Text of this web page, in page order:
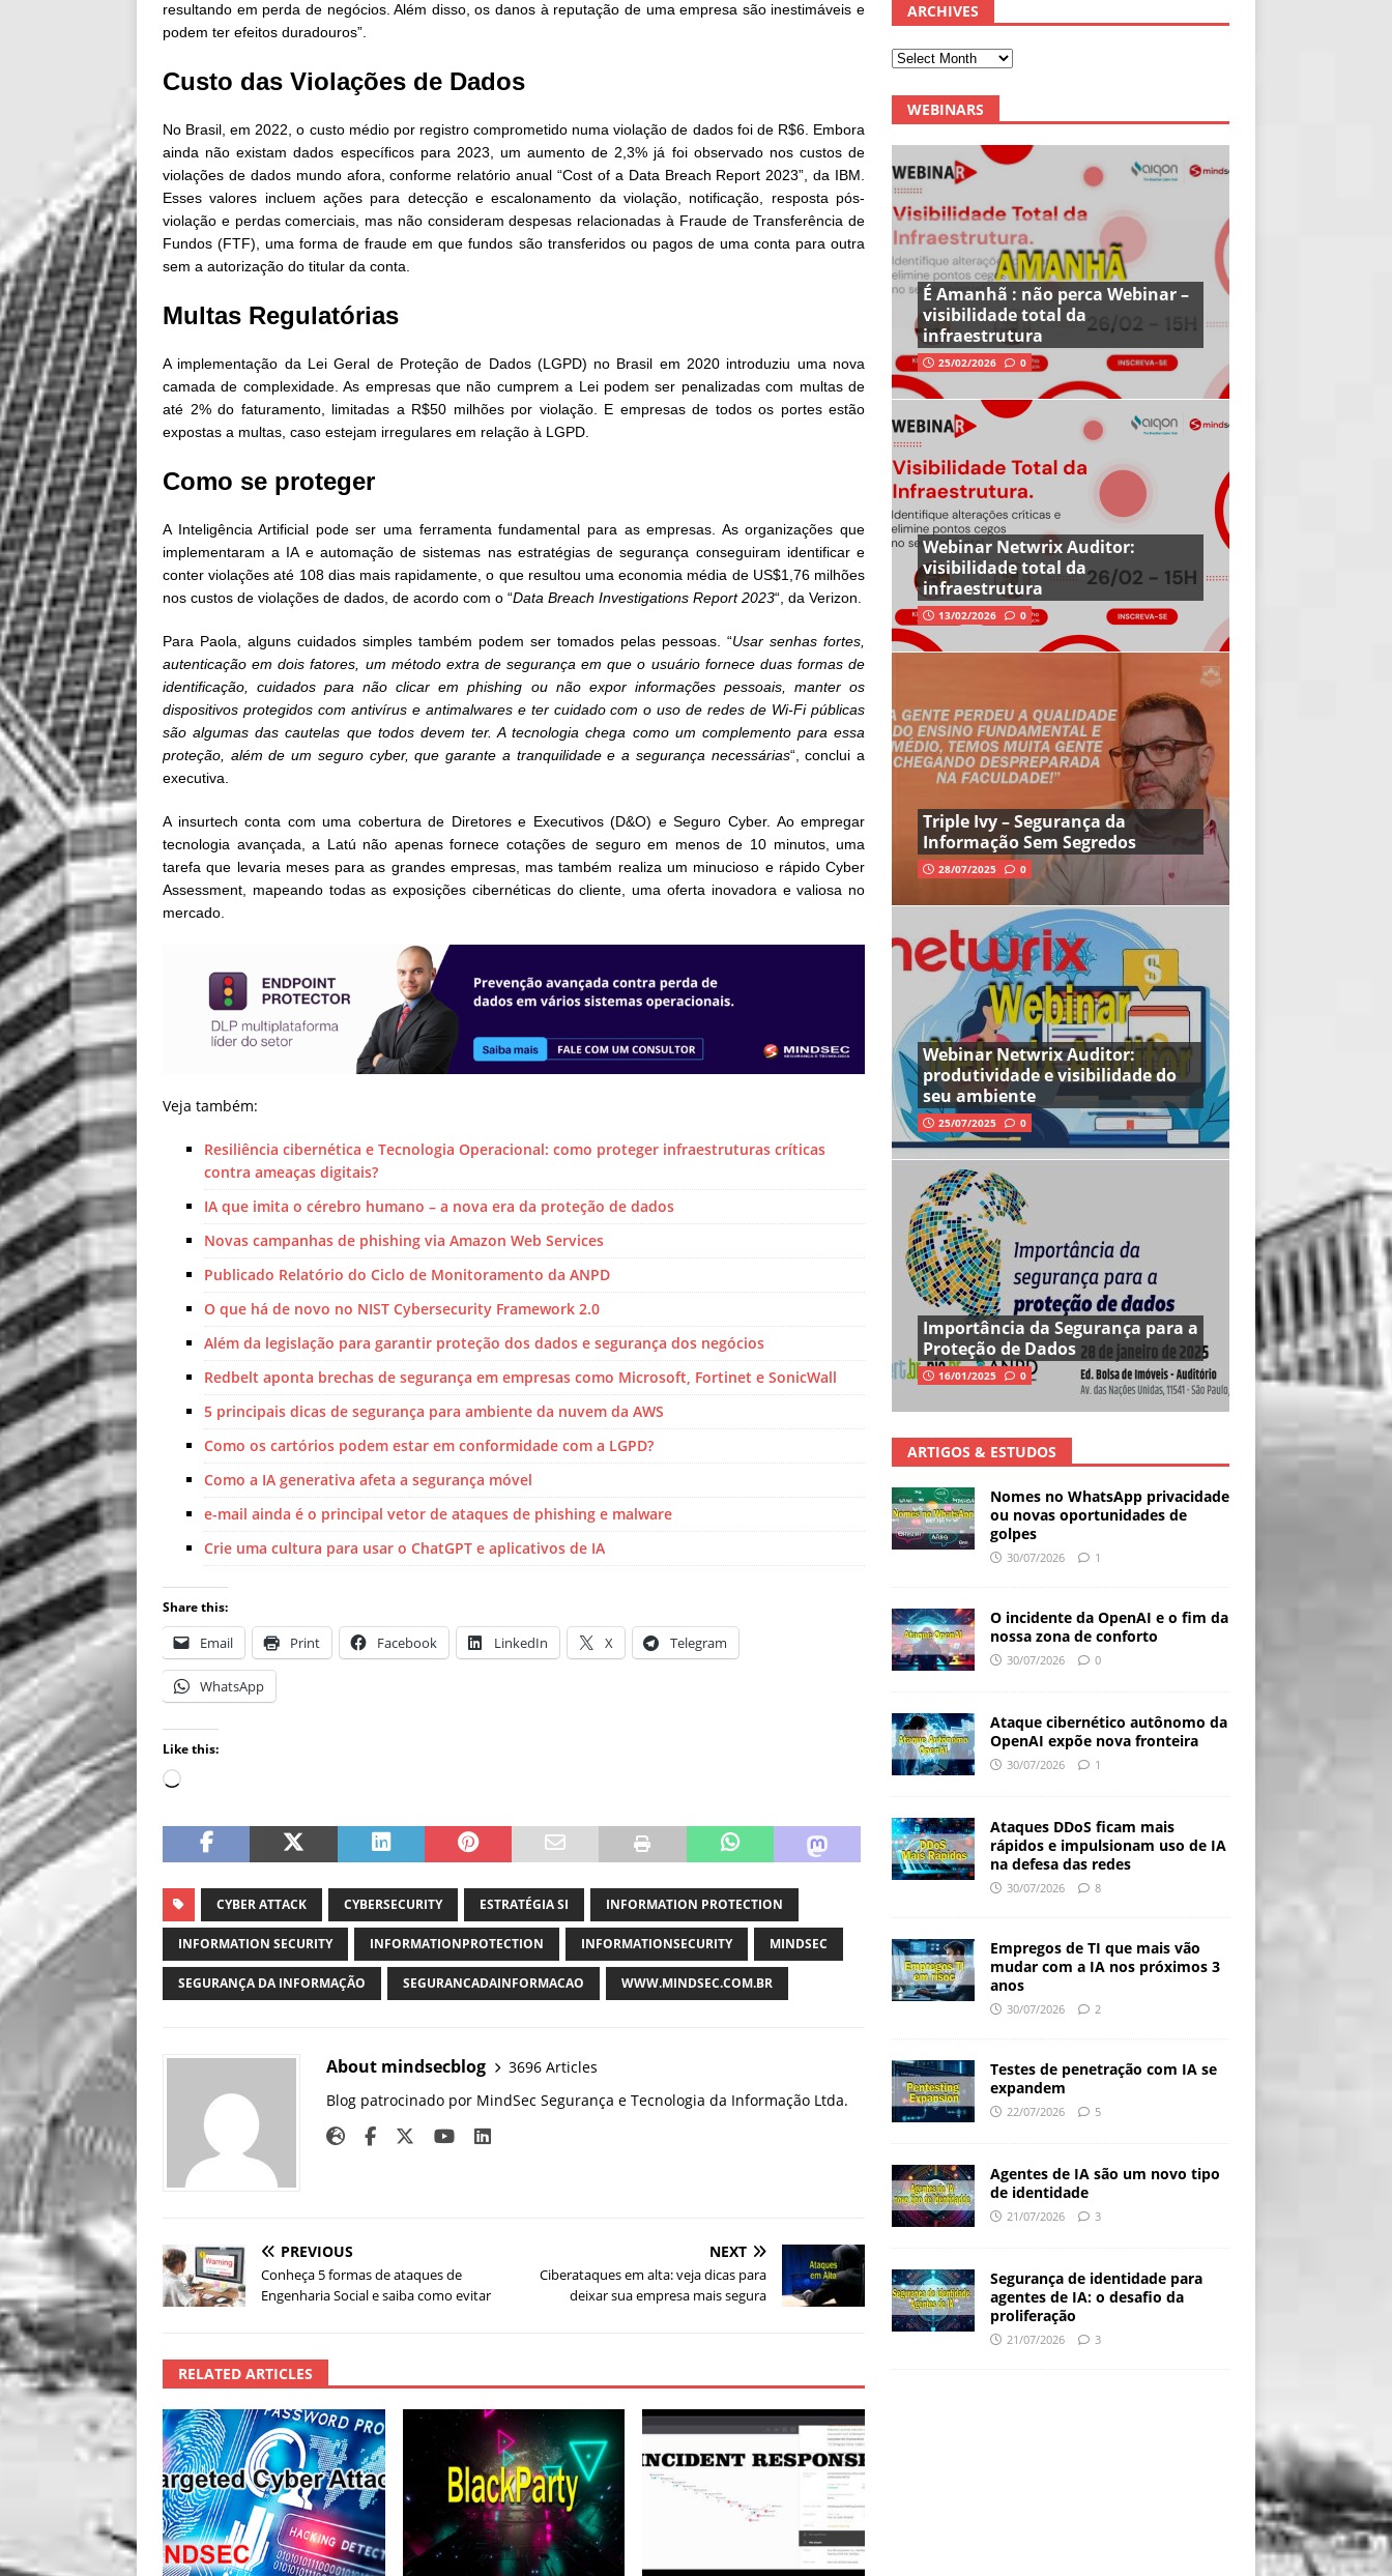
resultando em perda de negócios. Além disso, os danos à reputação de uma empresa são inestimáveis e
podem ter efeitos duradouros”.
Custo das Violações de Dados
No Brasil, em 2022, o custo médio por registro comprometido numa violação de dados foi de R$6. Embora
ainda não existam dados específicos para 2023, um aumento de 2,3% já foi observado nos custos de
violações de dados mundo afora, conforme relatório anual “Cost of a Data Breach Report 2023”, da IBM.
Esses valores incluem ações para detecção e escalonamento da violação, notificação, resposta pós-
violação e perdas comerciais, mas não consideram despesas relacionadas à Fraude de Transferência de
Fundos (FTF), uma forma de fraude em que fundos são transferidos ou pagos de uma conta para outra
sem a autorização do titular da conta.
Multas Regulatórias
A implementação da Lei Geral de Proteção de Dados (LGPD) no Brasil em 2020 introduziu uma nova
camada de complexidade. As empresas que não cumprem a Lei podem ser penalizadas com multas de
até 2% do faturamento, limitadas a R$50 milhões por violação. E empresas de todos os portes estão
expostas a multas, caso estejam irregulares em relação à LGPD.
Como se proteger
A Inteligência Artificial pode ser uma ferramenta fundamental para as empresas. As organizações que
implementaram a IA e automação de sistemas nas estratégias de segurança conseguiram identificar e
conter violações até 108 dias mais rapidamente, o que resultou uma economia média de US$1,76 milhões
nos custos de violações de dados, de acordo com o “Data Breach Investigations Report 2023“, da Verizon.
Para Paola, alguns cuidados simples também podem ser tomados pelas pessoas. “Usar senhas fortes,
autenticação em dois fatores, um método extra de segurança em que o usuário fornece duas formas de
identificação, cuidados para não clicar em phishing ou não expor informações pessoais, manter os
dispositivos protegidos com antivírus e antimalwares e ter cuidado com o uso de redes de Wi-Fi públicas
são algumas das cautelas que todos devem ter. A tecnologia chega como um complemento para essa
proteção, além de um seguro cyber, que garante a tranquilidade e a segurança necessárias“, conclui a
executiva.
A insurtech conta com uma cobertura de Diretores e Executivos (D&O) e Seguro Cyber. Ao empregar
tecnologia avançada, a Latú não apenas fornece cotações de seguro em menos de 10 minutos, uma
tarefa que levaria meses para as grandes empresas, mas também realiza um minucioso e rápido Cyber
Assessment, mapeando todas as exposições cibernéticas do cliente, uma oferta inovadora e valiosa no
mercado.
Veja também:
Resiliência cibernética e Tecnologia Operacional: como proteger infraestruturas críticas
contra ameaças digitais?
IA que imita o cérebro humano – a nova era da proteção de dados
Novas campanhas de phishing via Amazon Web Services
Publicado Relatório do Ciclo de Monitoramento da ANPD
O que há de novo no NIST Cybersecurity Framework 2.0
Além da legislação para garantir proteção dos dados e segurança dos negócios
Redbelt aponta brechas de segurança em empresas como Microsoft, Fortinet e SonicWall
5 principais dicas de segurança para ambiente da nuvem da AWS
Como os cartórios podem estar em conformidade com a LGPD?
Como a IA generativa afeta a segurança móvel
e-mail ainda é o principal vetor de ataques de phishing e malware
Crie uma cultura para usar o ChatGPT e aplicativos de IA
Share this:
Email Print Facebook LinkedIn X Telegram
WhatsApp
Like this:
CYBER ATTACK CYBERSECURITY ESTRATÉGIA SI INFORMATION PROTECTION
INFORMATION SECURITY INFORMATIONPROTECTION INFORMATIONSECURITY MINDSEC
SEGURANÇA DA INFORMAÇÃO SEGURANCADAINFORMACAO WWW.MINDSEC.COM.BR
About mindsecblog
3696 Articles
Blog patrocinado por MindSec Segurança e Tecnologia da Informação Ltda.
PREVIOUS
Conheça 5 formas de ataques de
Engenharia Social e saiba como evitar
NEXT
Ciberataques em alta: veja dicas para
deixar sua empresa mais segura
RELATED ARTICLES
ARCHIVES
WEBINARS
É Amanhã : não perca Webinar –
visibilidade total da
infraestrutura
25/02/2026 0
Webinar Netwrix Auditor:
visibilidade total da
infraestrutura
13/02/2026 0
Triple Ivy – Segurança da
Informação Sem Segredos
28/07/2025 0
Webinar Netwrix Auditor:
produtividade e visibilidade do
seu ambiente
25/07/2025 0
Importância da Segurança para a
Proteção de Dados
16/01/2025 0
ARTIGOS & ESTUDOS
Nomes no WhatsApp privacidade
ou novas oportunidades de
golpes
30/07/2026 1
O incidente da OpenAI e o fim da
nossa zona de conforto
30/07/2026 0
Ataque cibernético autônomo da
OpenAI expõe nova fronteira
30/07/2026 1
Ataques DDoS ficam mais
rápidos e impulsionam uso de IA
na defesa das redes
30/07/2026 8
Empregos de TI que mais vão
mudar com a IA nos próximos 3
anos
30/07/2026 2
Testes de penetração com IA se
expandem
22/07/2026 5
Agentes de IA são um novo tipo
de identidade
21/07/2026 3
Segurança de identidade para
agentes de IA: o desafio da
proliferação
21/07/2026 3